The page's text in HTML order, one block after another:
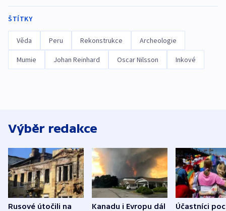
ŠTÍTKY
Věda Peru Rekonstrukce Archeologie
Mumie Johan Reinhard Oscar Nilsson Inkové
Výběr redakce
Rusové útočili na
Kanadu i Evropu dál
Účastníci